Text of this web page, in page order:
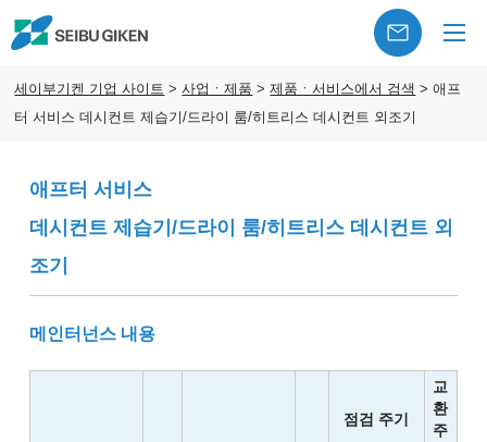
세이부기켄 기업 사이트 >사업ㆍ제품 >제품ㆍ서비스에서 검색 >애프
터 서비스 데시컨트 제습기/드라이 룸/히트리스 데시컨트 외조기
애프터 서비스
데시컨트 제습기/드라이 룸/히트리스 데시컨트 외
조기
메인터넌스 내용
점검 주기
교
환
주